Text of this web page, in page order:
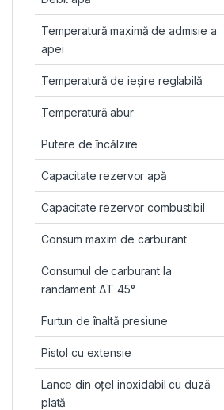
Temperatură maximă de admisie a
apei
Temperatură de ieșire reglabilă
Temperatură abur
Putere de încălzire
Capacitate rezervor apă
Capacitate rezervor combustibil
Consum maxim de carburant
Consumul de carburant la
randament ΔT 45°
Furtun de înaltă presiune
Pistol cu extensie
Lance din oțel inoxidabil cu duză
plată